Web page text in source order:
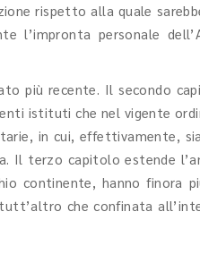
rispetto alla quale
personale
più recente. Il secondo
istituti che nel vigente
in cui, effettivamente,
terzo capitolo estende
continente, hanno finora
che confinata